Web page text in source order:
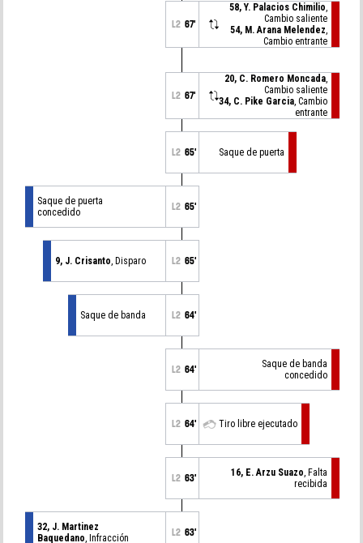
L2 67'
58, Y. Palacios Chimilio,
Cambio saliente
54, M. Arana Melendez,
Cambio entrante
L2 67'
20, C. Romero Moncada,
Cambio saliente
34, C. Pike Garcia, Cambio
entrante
L2 65' Saque de puerta
Saque de puerta
concedido
L2 65'
9, J. Crisanto, Disparo L2 65'
Saque de banda L2 64'
L2 64'
Saque de banda
concedido
L2 64' Tiro libre ejecutado
L2 63' 16, E. Arzu Suazo, Falta
recibida
32, J. Martinez
Baquedano, Infracción
L2 63'